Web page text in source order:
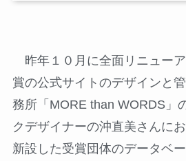
昨年１０月に全面リニュー
賞の公式サイトのデザインと
務所「MORE than WORDS」
クデザイナーの沖直美さんに
新設した受賞団体のデータベ